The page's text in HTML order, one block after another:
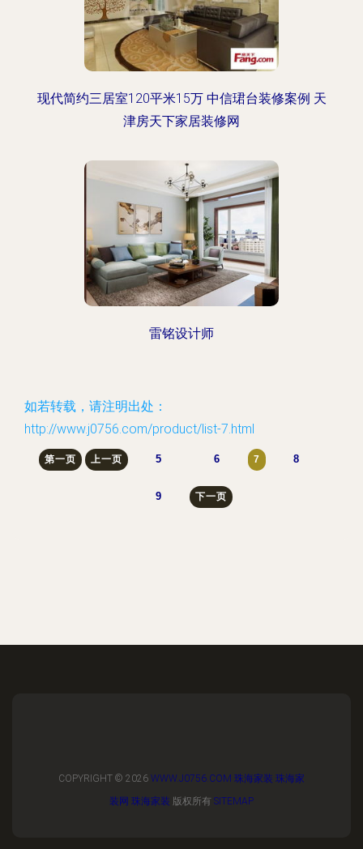
现代简约三居室120平米15万 中信珺台装修案例 天
津房天下家居装修网
雷铭设计师
如若转载，请注明出处：
http://www.j0756.com/product/list-7.html
第一页 上一页 5 6 7 8
9 下一页
COPYRIGHT © 2026 WWW.J0756.COM 珠海家装 珠海家
装网 珠海家装 版权所有 SITEMAP